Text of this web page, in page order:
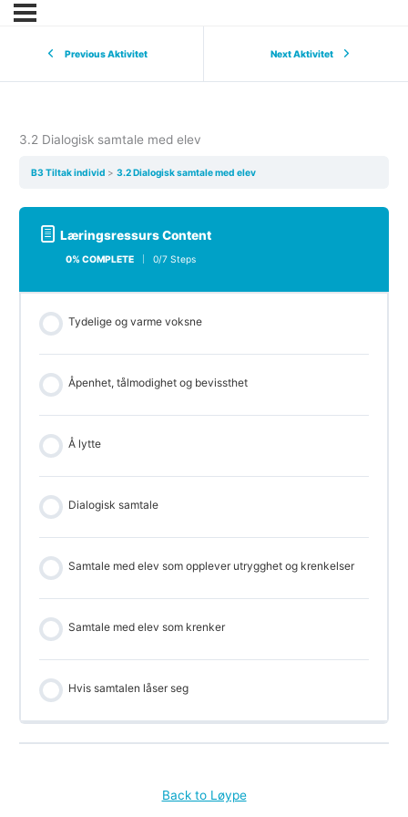
Previous Aktivitet Next Aktivitet
3.2 Dialogisk samtale med elev
B3 Tiltak individ 3.2 Dialogisk samtale med elev
Læringsressurs Content
0% COMPLETE 0/7 Steps
Tydelige og varme voksne
Åpenhet, tålmodighet og bevissthet
Å lytte
Dialogisk samtale
Samtale med elev som opplever utrygghet og krenkelser
Samtale med elev som krenker
Hvis samtalen låser seg
Back to Løype